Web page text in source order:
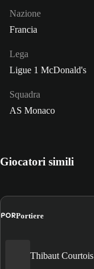
Nazione
Francia
Lega
Ligue 1 McDonald's
Squadra
AS Monaco
Giocatori simili
PORPortiere
Thibaut Courtois